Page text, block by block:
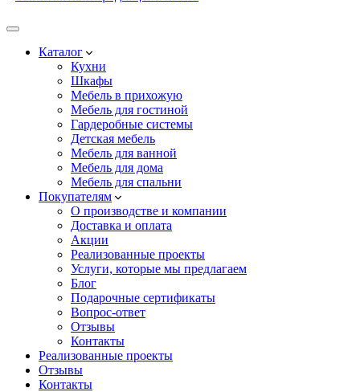
Каталог
Кухни
Шкафы
Мебель в прихожую
Мебель для гостиной
Гардеробные системы
Детская мебель
Мебель для ванной
Мебель для дома
Мебель для спальни
Покупателям
О производстве и компании
Доставка и оплата
Акции
Реализованные проекты
Услуги, которые мы предлагаем
Блог
Подарочные сертификаты
Вопрос-ответ
Отзывы
Контакты
Реализованные проекты
Отзывы
Контакты